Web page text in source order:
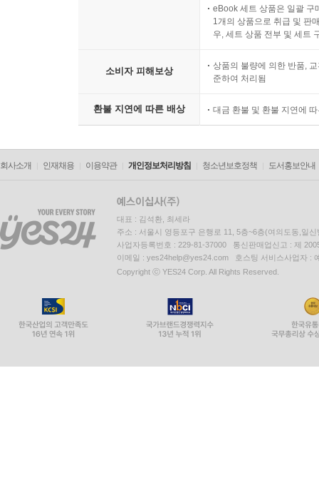
eBook 세트 상품은 일괄 구
1개의 상품으로 취급 및 판
우, 세트 상품 전부 및 세트
소비자 피해보상
상품의 불량에 의한 반품,
준하여 처리됨
환불 지연에 따른 배상 대금 환불 및 환불 지연에
회사소개 인재채용 이용약관 개인정보처리방침 청소년보호정책 도서홍보안내
대표 : 김석환, 최세라
주소 : 서울시 영등포구 은행로 11, 5층~6층(여의도동,일신
사업자등록번호 : 229-81-37000 통신판매업신고 : 제
이메일 : yes24help@yes24.com 호스팅 서비스사업자 :
Copyright ⓒ YES24 Corp. All Rights Reserved.